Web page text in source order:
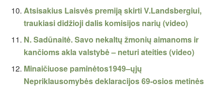
Atsisakius Laisvės premiją skirti V.Landsbergiui,
traukiasi didžioji dalis komisijos narių (video)
N. Sadūnaitė. Savo nekaltų žmonių aimanoms ir
kančioms akla valstybė – neturi ateities (video)
Minaičiuose paminėtos1949–ųjų
Nepriklausomybės deklaracijos 69-osios metinės